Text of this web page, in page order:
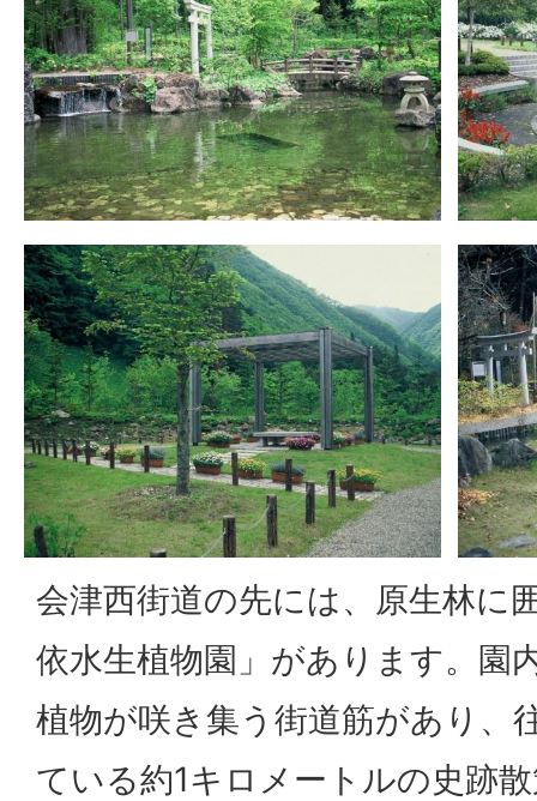
会津西街道の先には、原生林に
依水生植物園」があります。園
植物が咲き集う街道筋があり、
ている約1キロメートルの史跡